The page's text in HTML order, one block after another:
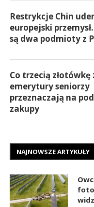
Restrykcje Chin
europejski
są dwa podmioty z
Co trzecią złotówkę
emerytury seniorzy
przeznaczają na
zakupy
NAJNOWSZE ARTYKUŁY